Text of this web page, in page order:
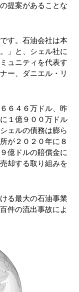
提案があることな
す。石油会社は本
」と、シェル社に
ュニティを代表す
ー、ダニエル・リ
６４６万ドル、昨
１億９００万ドル
ェルの債務は膨ら
が２０２０年に８
億ドルの賠償金に
却する取り組みを
る最大の石油事業
件の流出事故によ